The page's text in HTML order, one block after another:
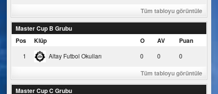
Tüm tabloyu görüntüle
Master Cup B Grubu
Pos
Klüp O AV Puan
1 Altay Futbol Okulları 0 0 0
Tüm tabloyu görüntüle
Master Cup C Grubu